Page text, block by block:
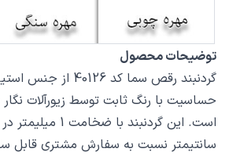
توضیحات محصول
گردنبند رقص سما کد
حساسیت با رنگ ثابت توسط زیورآلات
سانتیمتر نسبت به سفارش مشتری قابل